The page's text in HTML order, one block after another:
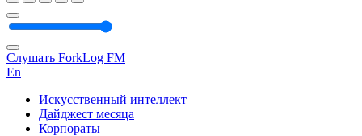
Слушать ForkLog FM
En
Искусственный интеллект
Дайджест месяца
Корпораты